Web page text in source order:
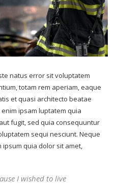
natus error sit voluptatem
totam rem aperiam, eaque
et quasi architecto beatae
ipsam luptatem quia
fugit, sed quia consequuntur
sequi nesciunt. Neque
quia dolor sit amet,
I wished to live